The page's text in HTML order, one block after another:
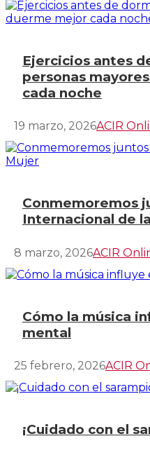
Ejercicios antes
personas
cada noche
19 marzo, 2026ACIR
Conmemoremos
Internacional de
8 marzo, 2026ACIR
Cómo la música
mental
25 febrero, 2026ACIR
¡Cuidado con el